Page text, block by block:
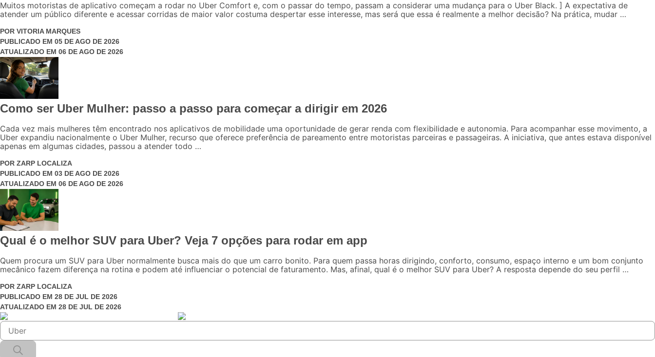
Muitos motoristas de aplicativo começam a rodar no Uber Comfort e, com o passar do tempo, passam a considerar uma mudança para o Uber Black. ] A expectativa de
atender um público diferente e acessar corridas de maior valor costuma despertar esse interesse, mas será que essa é realmente a melhor decisão? Na prática, mudar …
POR VITORIA MARQUES
PUBLICADO EM 05 DE AGO DE 2026
ATUALIZADO EM 06 DE AGO DE 2026
Como ser Uber Mulher: passo a passo para começar a dirigir em 2026
Cada vez mais mulheres têm encontrado nos aplicativos de mobilidade uma oportunidade de gerar renda com flexibilidade e autonomia. Para acompanhar esse movimento, a
Uber expandiu nacionalmente o Uber Mulher, recurso que oferece preferência de pareamento entre motoristas parceiras e passageiras. A iniciativa, que antes estava disponível
apenas em algumas cidades, passou a atender todo …
POR ZARP LOCALIZA
PUBLICADO EM 03 DE AGO DE 2026
ATUALIZADO EM 06 DE AGO DE 2026
Qual é o melhor SUV para Uber? Veja 7 opções para rodar em app
Quem procura um SUV para Uber normalmente busca mais do que um carro bonito. Para quem passa horas dirigindo, conforto, consumo, espaço interno e um bom conjunto
mecânico fazem diferença na rotina e podem até influenciar o potencial de faturamento. Mas, afinal, qual é o melhor SUV para Uber? A resposta depende do seu perfil …
POR ZARP LOCALIZA
PUBLICADO EM 28 DE JUL DE 2026
ATUALIZADO EM 28 DE JUL DE 2026